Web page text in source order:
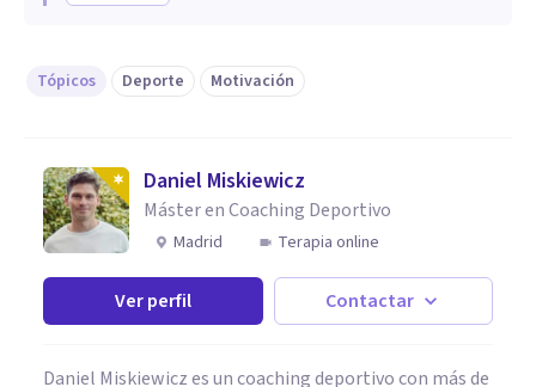
Tópicos Deporte Motivación
Daniel Miskiewicz
Máster en Coaching Deportivo
Madrid Terapia online
Ver perfil Contactar
Daniel Miskiewicz es un coaching deportivo con más de